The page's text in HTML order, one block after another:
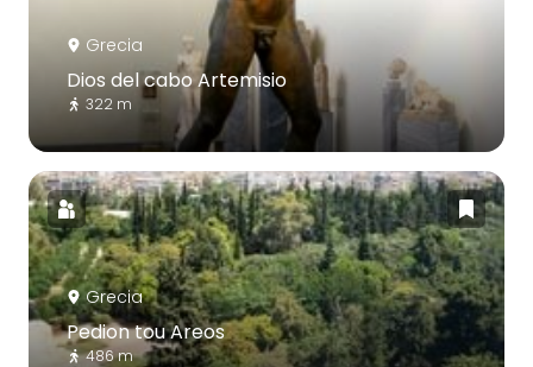
Grecia
Dios del cabo Artemisio
322 m
Grecia
Pedion tou Areos
486 m